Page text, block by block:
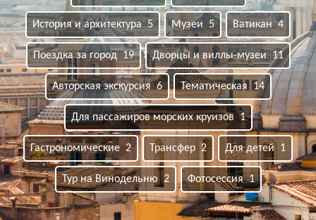
История и архитектура 5 Музеи 5 Ватикан 4
Поездка за город 19 Дворцы и виллы-музеи 11
Авторская экскурсия 6 Тематическая 14
Для пассажиров морских круизов 1
Гастрономические 2 Трансфер 2 Для детей 1
Тур на Винодельню 2 Фотосессия 1